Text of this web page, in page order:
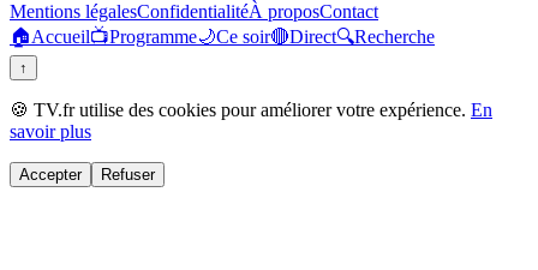
Mentions légalesConfidentialitéÀ proposContact
🏠Accueil📺Programme🌙Ce soir🔴Direct🔍Recherche
↑
🍪 TV.fr utilise des cookies pour améliorer votre expérience. En
savoir plus
Accepter Refuser